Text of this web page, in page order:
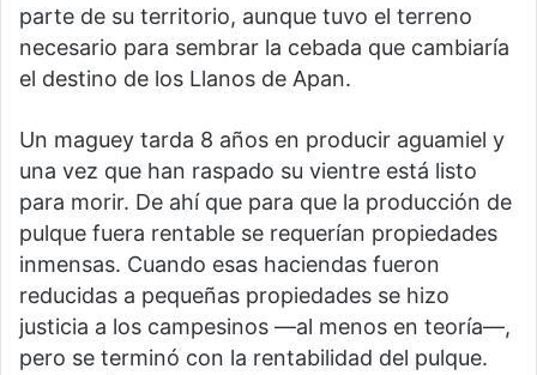
parte de su territorio, aunque tuvo el terreno
necesario para sembrar la cebada que cambiaría
el destino de los Llanos de Apan.
Un maguey tarda 8 años en producir aguamiel y
una vez que han raspado su vientre está listo
para morir. De ahí que para que la producción de
pulque fuera rentable se requerían propiedades
inmensas. Cuando esas haciendas fueron
reducidas a pequeñas propiedades se hizo
justicia a los campesinos —al menos en teoría—,
pero se terminó con la rentabilidad del pulque.